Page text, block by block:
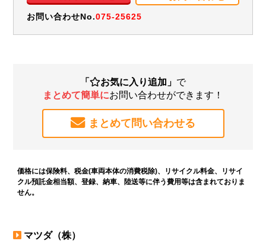
お問い合わせNo.075-25625
「 お気に入り追加」 で
まとめて簡単にお問い合わせができます！
まとめて問い合わせる
価格には保険料、税金(車両本体の消費税除)、リサイクル料金、リサイ
クル預託金相当額、登録、納車、陸送等に伴う費用等は含まれておりま
せん。
マツダ（株）